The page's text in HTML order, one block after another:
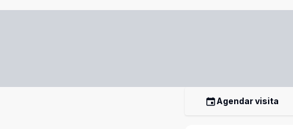
Agendar visita